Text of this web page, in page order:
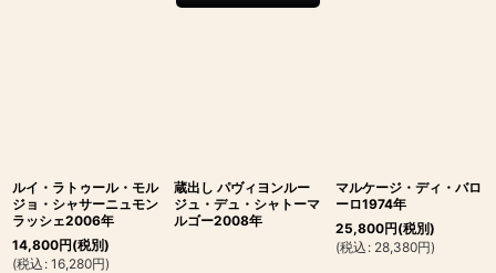
ルイ・ラトゥール・モル
ジョ・シャサーニュモン
ラッシェ2006年
14,800円(税別)
(税込 : 16,280円)
蔵出し パヴィヨンルー
ジュ・デュ・シャトーマ
ルゴー2008年
マルケージ・ディ・バロ
ーロ1974年
25,800円(税別)
(税込 : 28,380円)